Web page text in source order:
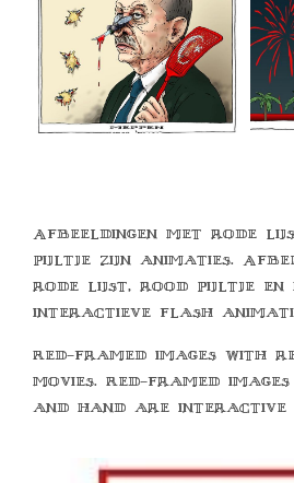
Afbeeldingen met rode
pijltje zijn animaties.
rode lijst, rood pijltje en
interactieve flash
Red-framed images with
movies. Red-framed
and hand are interactive